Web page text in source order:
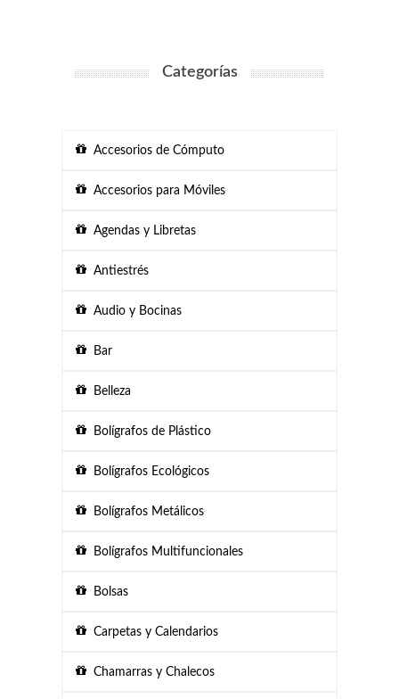
Categorías
Accesorios de Cómputo
Accesorios para Móviles
Agendas y Libretas
Antiestrés
Audio y Bocinas
Bar
Belleza
Bolígrafos de Plástico
Bolígrafos Ecológicos
Bolígrafos Metálicos
Bolígrafos Multifuncionales
Bolsas
Carpetas y Calendarios
Chamarras y Chalecos